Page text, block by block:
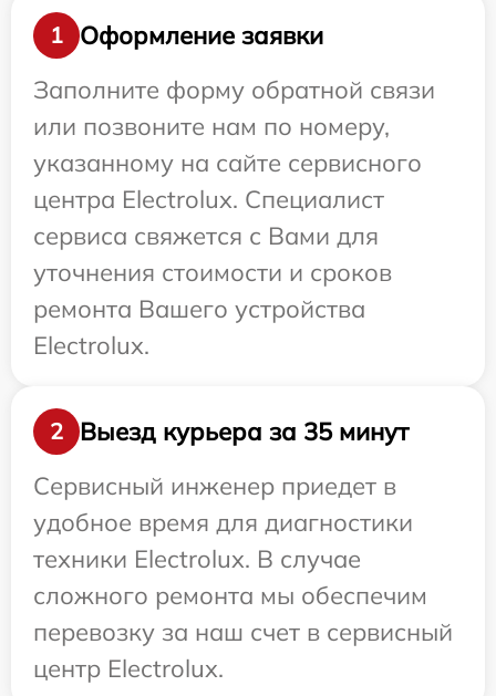
1
Оформление заявки
Заполните форму обратной связи
или позвоните нам по номеру,
указанному на сайте сервисного
центра Electrolux. Специалист
сервиса свяжется с Вами для
уточнения стоимости и сроков
ремонта Вашего устройства
Electrolux.
2
Выезд курьера за 35 минут
Сервисный инженер приедет в
удобное время для диагностики
техники Electrolux. В случае
сложного ремонта мы обеспечим
перевозку за наш счет в сервисный
центр Electrolux.